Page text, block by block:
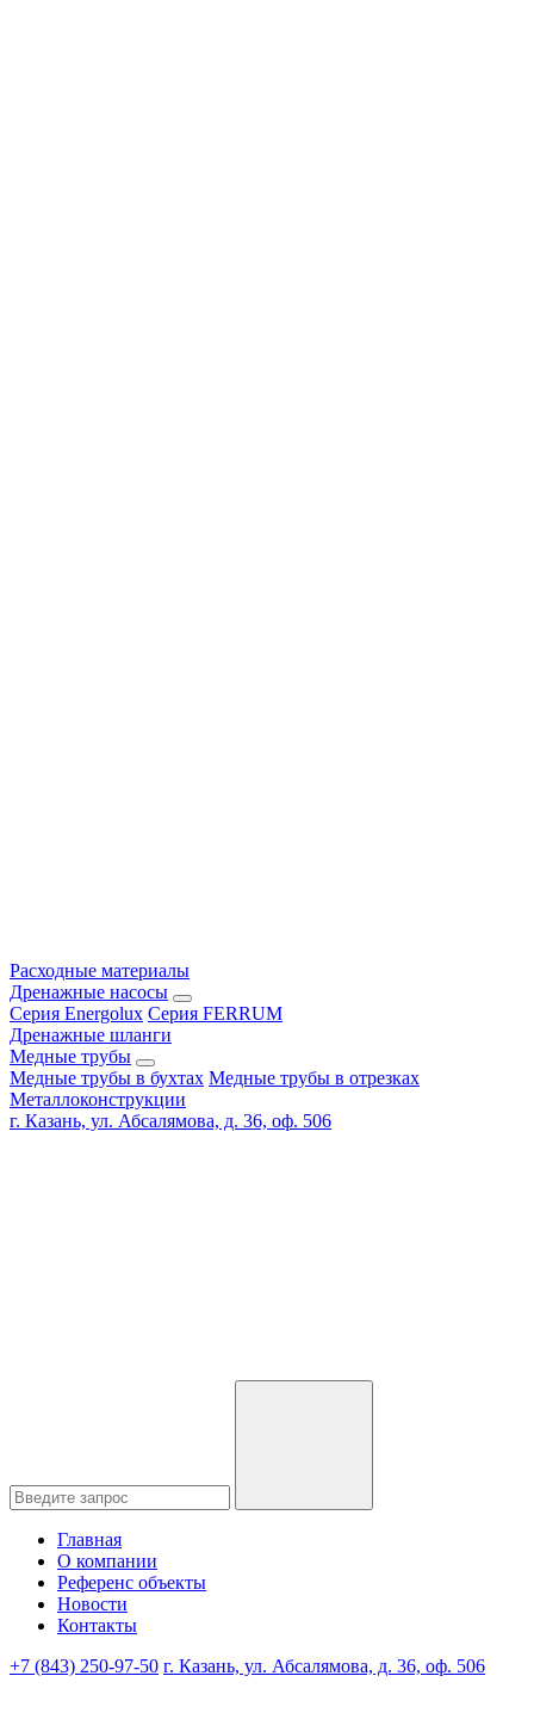
Расходные материалы
Дренажные насосы
Серия Energolux Серия FERRUM
Дренажные шланги
Медные трубы
Медные трубы в бухтах Медные трубы в отрезках
Металлоконструкции
г. Казань, ул. Абсалямова, д. 36, оф. 506
Главная
О компании
Референс объекты
Новости
Контакты
+7 (843) 250-97-50 г. Казань, ул. Абсалямова, д. 36, оф. 506